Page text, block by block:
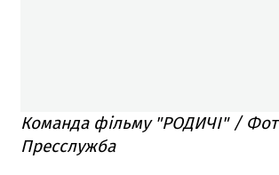
Команда фільму "РОДИЧІ" /
Пресслужба